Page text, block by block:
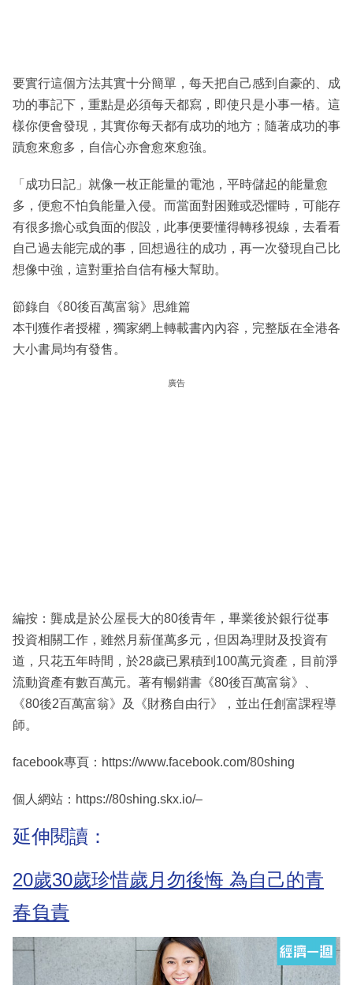
要實行這個方法其實十分簡單，每天把自己感到自豪的、成
功的事記下，重點是必須每天都寫，即使只是小事一樁。這
樣你便會發現，其實你每天都有成功的地方；隨著成功的事
蹟愈來愈多，自信心亦會愈來愈強。
「成功日記」就像一枚正能量的電池，平時儲起的能量愈
多，便愈不怕負能量入侵。而當面對困難或恐懼時，可能存
有很多擔心或負面的假設，此事便要懂得轉移視線，去看看
自己過去能完成的事，回想過往的成功，再一次發現自己比
想像中強，這對重拾自信有極大幫助。
節錄自《80後百萬富翁》思維篇
本刊獲作者授權，獨家網上轉載書內內容，完整版在全港各
大小書局均有發售。
廣告
編按：龔成是於公屋長大的80後青年，畢業後於銀行從事
投資相關工作，雖然月薪僅萬多元，但因為理財及投資有
道，只花五年時間，於28歲已累積到100萬元資產，目前淨
流動資產有數百萬元。著有暢銷書《80後百萬富翁》、
《80後2百萬富翁》及《財務自由行》，並出任創富課程導
師。
facebook專頁：https://www.facebook.com/80shing
個人網站：https://80shing.skx.io/–
延伸閱讀：
20歲30歲珍惜歲月勿後悔 為自己的青
春負責